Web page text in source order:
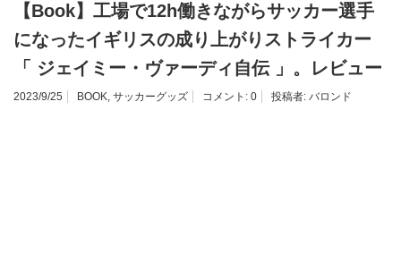
【Book】工場で12h働きながらサッカー選手
になったイギリスの成り上がりストライカー
「 ジェイミー・ヴァーディ自伝 」。レビュー
2023/9/25 BOOK, サッカーグッズ コメント: 0 投稿者: バロンド